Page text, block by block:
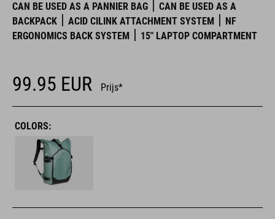
CAN BE USED AS A PANNIER BAG
CAN BE USED AS A
BACKPACK
ACID CILINK ATTACHMENT SYSTEM
NF
ERGONOMICS BACK SYSTEM
15" LAPTOP COMPARTMENT
99.95 EUR Prijs*
COLORS: